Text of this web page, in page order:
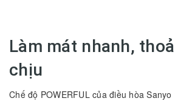
Làm mát nhanh,
chịu
Chế độ POWERFUL của điều hòa